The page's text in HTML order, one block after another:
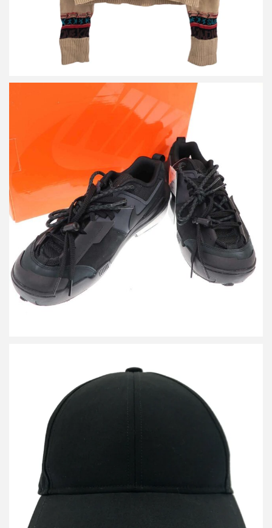
サカイ ナイキ Zegamadome スニーカー HQ8618-001
詳しく見る
サカイ バニー 24SS Eug/sacai Tulip Cap キャップ 24-0900S
買取金額9,600円